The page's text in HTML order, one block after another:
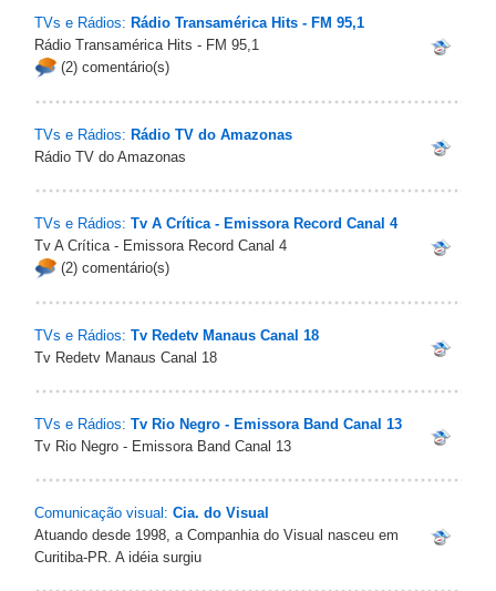
TVs e Rádios: Rádio Transamérica Hits - FM 95,1
Rádio Transamérica Hits - FM 95,1
(2) comentário(s)
TVs e Rádios: Rádio TV do Amazonas
Rádio TV do Amazonas
TVs e Rádios: Tv A Crítica - Emissora Record Canal 4
Tv A Crítica - Emissora Record Canal 4
(2) comentário(s)
TVs e Rádios: Tv Redetv Manaus Canal 18
Tv Redetv Manaus Canal 18
TVs e Rádios: Tv Rio Negro - Emissora Band Canal 13
Tv Rio Negro - Emissora Band Canal 13
Comunicação visual: Cia. do Visual
Atuando desde 1998, a Companhia do Visual nasceu em
Curitiba-PR. A idéia surgiu